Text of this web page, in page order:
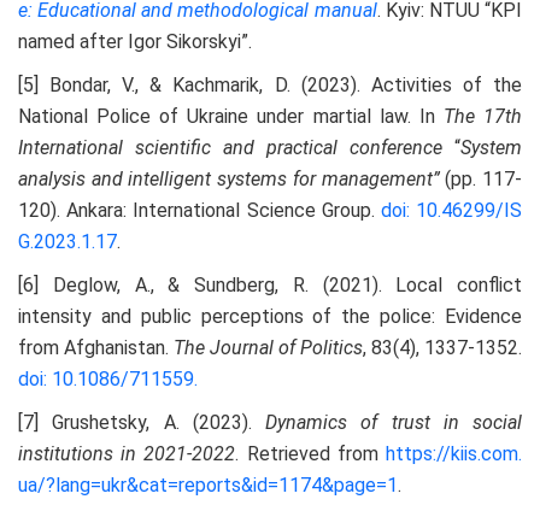
e: Educational and methodological manual. Kyiv: NTUU “KPI
named after Igor Sikorskyi”.
[5] Bondar, V., & Kachmarik, D. (2023). Activities of the
National Police of Ukraine under martial law. In The 17th
International scientific and practical conference “System
analysis and intelligent systems for management”(pp. 117-
120). Ankara: International Science Group. doi: 10.46299/IS
G.2023.1.17.
[6] Deglow, A., & Sundberg, R. (2021). Local conflict
intensity and public perceptions of the police: Evidence
from Afghanistan. The Journal of Politics, 83(4), 1337-1352.
doi: 10.1086/711559.
[7] Grushetsky, A. (2023). Dynamics of trust in social
institutions in 2021-2022. Retrieved from https://kiis.com.
ua/?lang=ukr&cat=reports&id=1174&page=1.